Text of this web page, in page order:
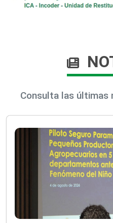
Consulta las últimas